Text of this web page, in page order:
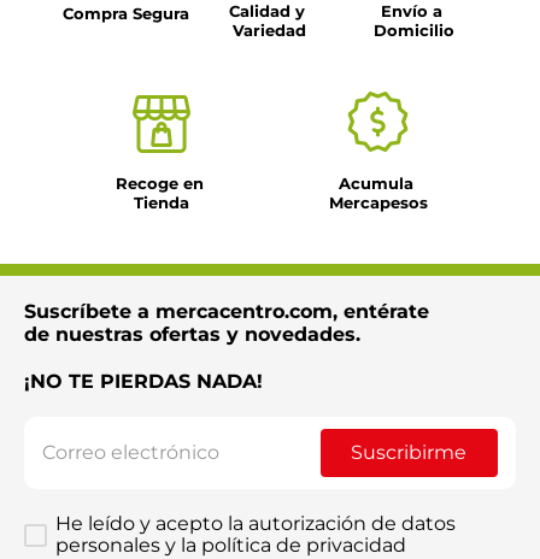
Compra Segura
Calidad y
Variedad
Envío a
Domicilio
Recoge en
Tienda
Acumula
Mercapesos
Suscríbete a mercacentro.com, entérate
de nuestras ofertas y novedades.
¡NO TE PIERDAS NADA!
Suscribirme
He leído y acepto la autorización de datos
personales y la política de privacidad